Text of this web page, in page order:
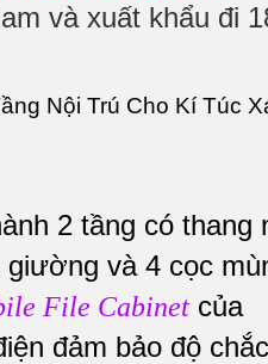
và xuất khẩu đi
2 tầng có thang
và 4 cọc
File Cabinet của
đảm bảo độ chắc